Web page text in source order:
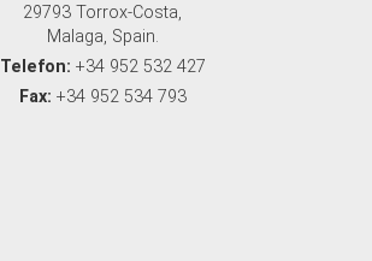
29793 Torrox-Costa,
Malaga, Spain.
Telefon: +34 952 532 427
Fax: +34 952 534 793